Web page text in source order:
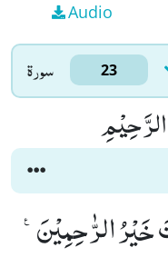
Audio
سورۃ 23
خَیْرُ الرّٰحِمِیْنَ۠